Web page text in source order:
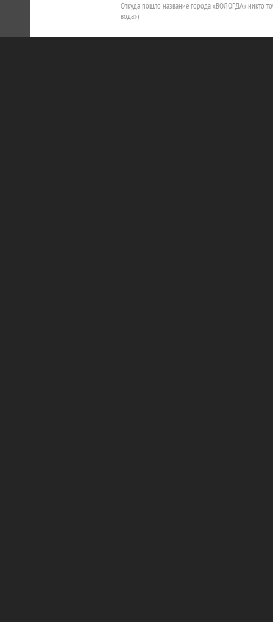
Откуда пошло название города «ВОЛОГДА» никто
вода»)